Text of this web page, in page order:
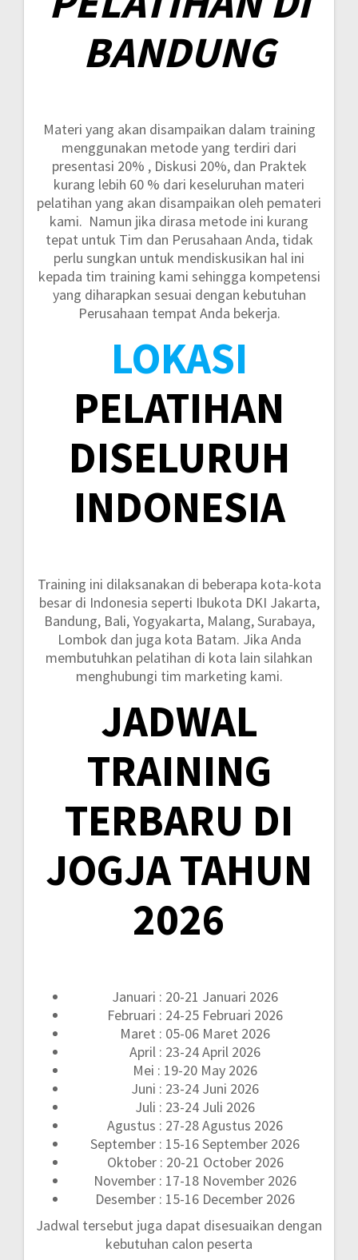
BANDUNG
Materi yang akan disampaikan dalam training
menggunakan metode yang terdiri dari
presentasi 20% , Diskusi 20%, dan Praktek
kurang lebih 60 % dari keseluruhan materi
pelatihan yang akan disampaikan oleh pemateri
kami. Namun jika dirasa metode ini kurang
tepat untuk Tim dan Perusahaan Anda, tidak
perlu sungkan untuk mendiskusikan hal ini
kepada tim training kami sehingga kompetensi
yang diharapkan sesuai dengan kebutuhan
Perusahaan tempat Anda bekerja.
LOKASI
PELATIHAN
DISELURUH
INDONESIA
Training ini dilaksanakan di beberapa kota-kota
besar di Indonesia seperti Ibukota DKI Jakarta,
Bandung, Bali, Yogyakarta, Malang, Surabaya,
Lombok dan juga kota Batam. Jika Anda
membutuhkan pelatihan di kota lain silahkan
menghubungi tim marketing kami.
JADWAL
TRAINING
TERBARU DI
JOGJA TAHUN
2026
Januari : 20-21 Januari 2026
Februari : 24-25 Februari 2026
Maret : 05-06 Maret 2026
April : 23-24 April 2026
Mei : 19-20 May 2026
Juni : 23-24 Juni 2026
Juli : 23-24 Juli 2026
Agustus : 27-28 Agustus 2026
September : 15-16 September 2026
Oktober : 20-21 October 2026
November : 17-18 November 2026
Desember : 15-16 December 2026
Jadwal tersebut juga dapat disesuaikan dengan
kebutuhan calon peserta